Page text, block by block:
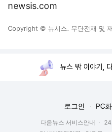
newsis.com
Copyright © 뉴시스. 무단전재 및
뉴스 밖 이야기,
로그인 PC
다음뉴스 서비스안내